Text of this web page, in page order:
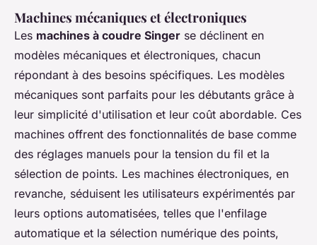
Machines mécaniques et électroniques
Les machines à coudre Singer se déclinent en
modèles mécaniques et électroniques, chacun
répondant à des besoins spécifiques. Les modèles
mécaniques sont parfaits pour les débutants grâce à
leur simplicité d'utilisation et leur coût abordable. Ces
machines offrent des fonctionnalités de base comme
des réglages manuels pour la tension du fil et la
sélection de points. Les machines électroniques, en
revanche, séduisent les utilisateurs expérimentés par
leurs options automatisées, telles que l'enfilage
automatique et la sélection numérique des points,